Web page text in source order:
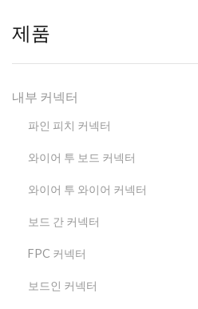
제품
내부 커넥터
파인 피치 커넥터
와이어 투 보드 커넥터
와이어 투 와이어 커넥터
보드 간 커넥터
FPC 커넥터
보드인 커넥터